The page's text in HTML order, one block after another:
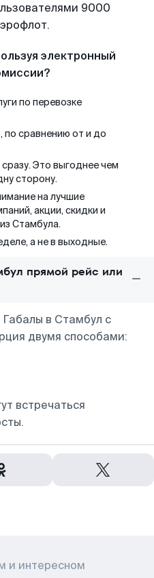
9000
электронный
по перевозке
сравнению от и до
Это выгоднее чем
сторону.
на лучшие
акции, скидки и
Стамбула.
а не в выходные.
прямой рейс или
в Стамбул с
двумя способами:
встречаться
и интересном